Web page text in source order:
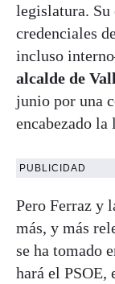
legislatura. Su
credenciales
incluso
alcalde de
junio por una
encabezado la
PUBLICIDAD
Pero Ferraz y
más, y más
se ha tomado
hará el PSOE,